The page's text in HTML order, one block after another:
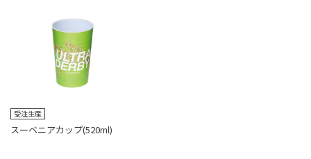
受注生産
スーベニアカップ(520ml)